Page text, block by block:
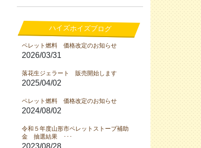
ハイズホイズブログ
ペレット燃料 価格改定のお知らせ
2026/03/31
落花生ジェラート 販売開始します
2025/04/02
ペレット燃料 価格改定のお知らせ
2024/08/02
令和５年度山形市ペレットストーブ補助
金 抽選結果 ･･･
2023/08/28